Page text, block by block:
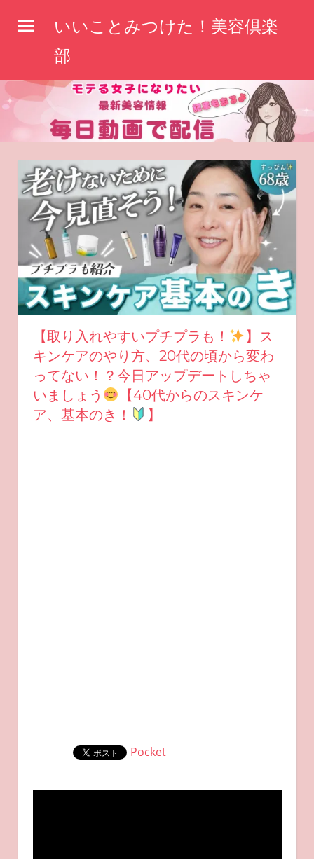
へ
いいことみつけた！美容倶楽
部
【取り入れやすいプチプラも！
】ス
キンケアのやり方、20代の頃から変わ
ってない！？今日アップデートしちゃ
いましょう
【40代からのスキンケ
ア、基本のき！
】
Pocket